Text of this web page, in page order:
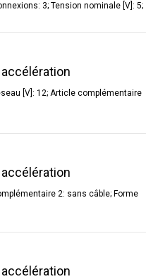
3; Tension nominale [V]: 5;
[V]: 12; Article complémentaire
2: sans câble; Forme